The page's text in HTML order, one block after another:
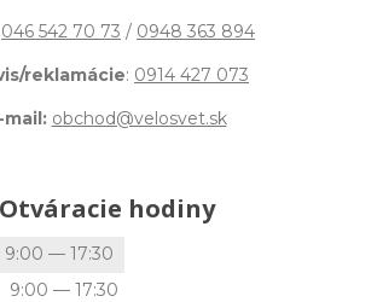
046 542 70 73 / 0948 363 894
reklamácie: 0914 427 073
mail: obchod@velosvet.sk
Otváracie hodiny
— 17:30
— 17:30